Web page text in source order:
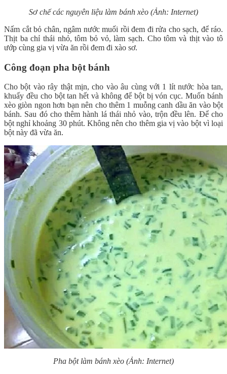
Sơ chế các nguyên liệu làm bánh xèo (Ảnh: Internet)
Nấm cắt bỏ chân, ngâm nước muối rồi đem đi rửa cho sạch, để ráo.
Thịt ba chỉ thái nhỏ, tôm bỏ vỏ, làm sạch. Cho tôm và thịt vào tô
ướp cùng gia vị vừa ăn rồi đem đi xào sơ.
Công đoạn pha bột bánh
Cho bột vào rây thật mịn, cho vào âu cùng với 1 lít nước hòa tan,
khuấy đều cho bột tan hết và không để bột bị vón cục. Muốn bánh
xèo giòn ngon hơn bạn nên cho thêm 1 muỗng canh dầu ăn vào bột
bánh. Sau đó cho thêm hành lá thái nhỏ vào, trộn đều lên. Để cho
bột nghỉ khoảng 30 phút. Không nên cho thêm gia vị vào bột vì loại
bột này đã vừa ăn.
Pha bột làm bánh xèo (Ảnh: Internet)